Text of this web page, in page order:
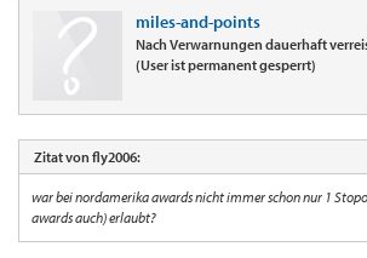
miles-and-points
Nach Verwarnungen dauerhaft
(User ist permanent gesperrt)
Zitat von fly2006:
war bei nordamerika awards nicht immer schon nur 1
awards auch) erlaubt?